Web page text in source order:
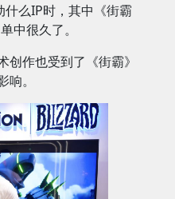
什么IP时，其中《街霸
中很久了。
创作也受到了《街霸》
响。